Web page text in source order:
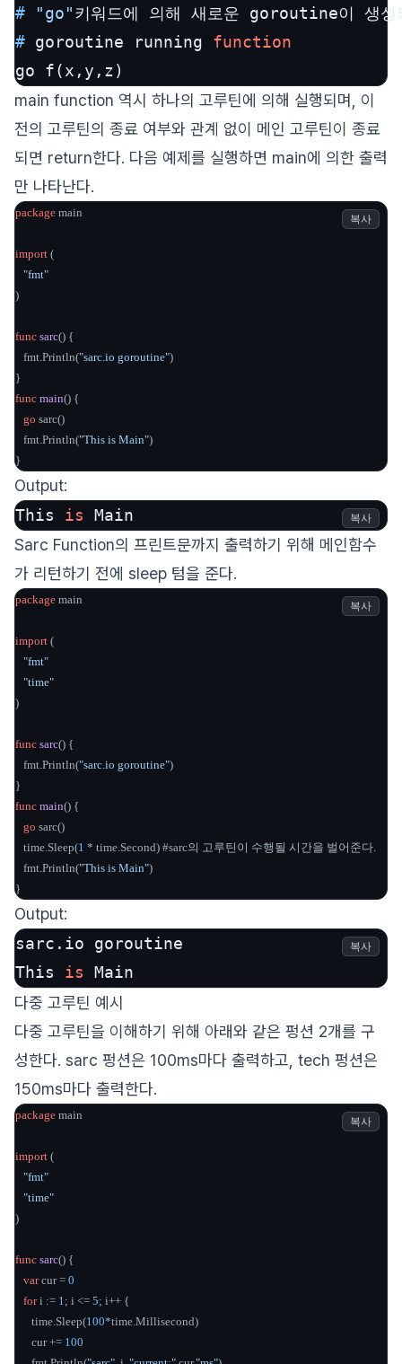
# "go"키워드에 의해 새로운 goroutine이 생
# goroutine running function
go f(x,y,z)
main function 역시 하나의 고루틴에 의해 실행되며, 이
전의 고루틴의 종료 여부와 관계 없이 메인 고루틴이 종료
되면 return한다. 다음 예제를 실행하면 main에 의한 출력
만 나타난다.
package main
import (
"fmt"
)
func sarc() {
   fmt.Println(
"sarc.io goroutine")
func main() {
go sarc()
   fmt.Println(
"This is Main")
}
복사
Output:
This is 복사
Sarc Function의 프린트문까지 출력하기 위해 메인함수
가 리턴하기 전에 sleep 텀을 준다.
package main
import (
"fmt"
"time"
)
func sarc() {
   fmt.Println(
"sarc.io goroutine")
func main() {
go sarc()
   time.Sleep(
1 * time.Second) #sarc의 고루틴이 수행될 시간을 벌어준다.
   fmt.Println(
"This is Main")
}
복사
Output:
sarc.io goroutine
This is Main
복사
다중 고루틴 예시
다중 고루틴을 이해하기 위해 아래와 같은 펑션 2개를 구
성한다. sarc 펑션은 100ms마다 출력하고, tech 펑션은
150ms마다 출력한다.
package main
import (
"fmt"
"time"
)
func sarc() {
var cur = 0
for i := 1; i <= 5; i++ {
      time.Sleep(
100*time.Millisecond)
      cur +=
100
복사